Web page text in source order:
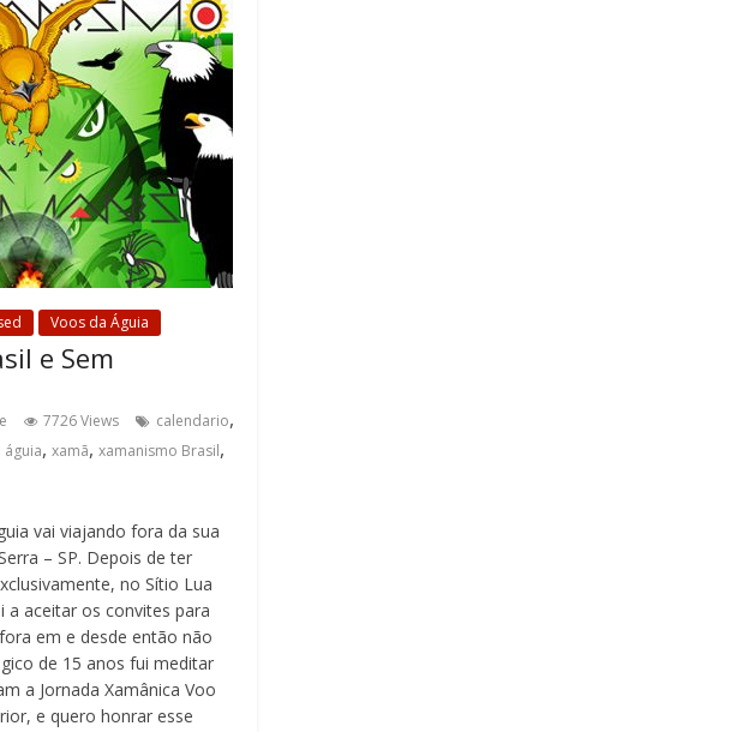
Voos da Águia
e Sem
7726 Views calendario,
, xamã, xamanismo Brasil,
vai viajando fora da sua
– SP. Depois de ter
no Sítio Lua
a aceitar os convites para
em e desde então não
de 15 anos fui meditar
a Jornada Xamânica Voo
e quero honrar esse